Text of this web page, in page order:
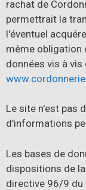
rachat de
permettrait la
l'éventuel
même obligation
données vis à
Le site n'est pas
d'informations
Les bases de
dispositions de
directive 96/9 du